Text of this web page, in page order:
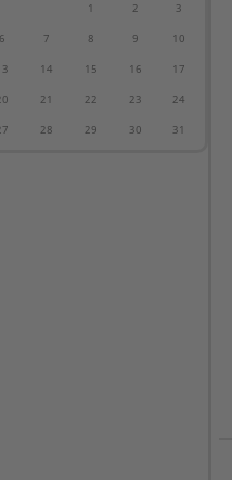
1 2 3
6 7 8 9 10
14 15 16 17
21 22 23 24
28 29 30 31